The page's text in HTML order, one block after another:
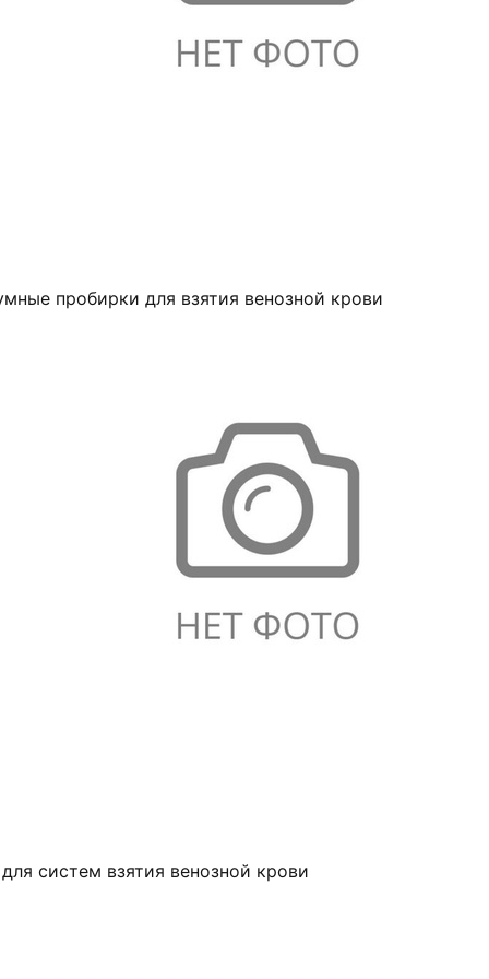
пробирки для взятия венозной крови
систем взятия венозной крови